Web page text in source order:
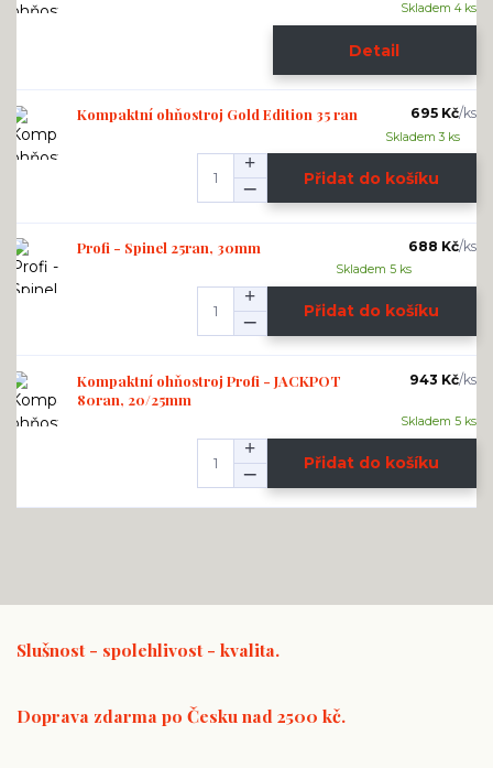
Skladem 4 ks
Detail
Kompaktní ohňostroj Gold Edition 35 ran 695 Kč/ks
Skladem 3 ks
Přidat do košíku
Profi - Spinel 25ran, 30mm 688 Kč/ks
Skladem 5 ks
Přidat do košíku
Kompaktní ohňostroj Profi - JACKPOT
80ran, 20/25mm
943 Kč/ks
Skladem 5 ks
Přidat do košíku
Slušnost - spolehlivost - kvalita.
Doprava zdarma po Česku nad 2500 kč.